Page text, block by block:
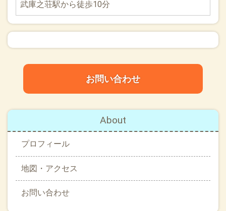
武庫之荘駅から徒歩10分
お問い合わせ
About
プロフィール
地図・アクセス
お問い合わせ